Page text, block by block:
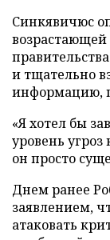
Синкявичюс
возрастающей
и тщательно
информацию,
«Я хотел бы
уровень
он просто
Днем ранее
заявлением,
атаковать